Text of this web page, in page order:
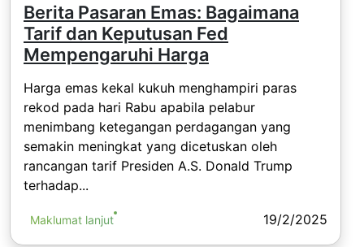
Berita Pasaran Emas: Bagaimana
Tarif dan Keputusan Fed
Mempengaruhi Harga
Harga emas kekal kukuh menghampiri paras
rekod pada hari Rabu apabila pelabur
menimbang ketegangan perdagangan yang
semakin meningkat yang dicetuskan oleh
rancangan tarif Presiden A.S. Donald Trump
terhadap...
Maklumat lanjut 19/2/2025